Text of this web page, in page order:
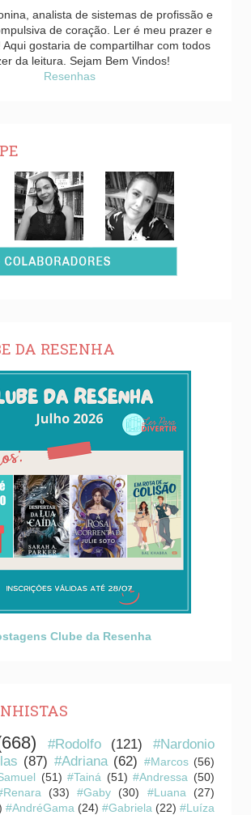
analista de sistemas de profissão e
de coração. Ler é meu prazer e
Aqui gostaria de compartilhar com todos
da leitura. Sejam Bem Vindos!
Resenhas
DA RESENHA
Clube da Resenha
#Rodolfo (121)
#Nardonio
(87) #Adriana (62) #Marcos (56)
(51) #Tainá (51) #Andressa (50)
(33) #Gaby (30) #Luana
(27)
#AndréGama (24) #Gabriela (22) #Luíza